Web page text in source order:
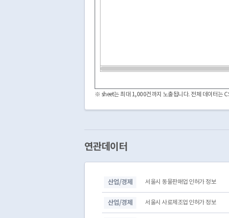
※ sheet는 최대 1,000건까지 노출됩니다. 전체 데이터는
연관데이터
산업/경제 서울시 동물판매업 인허가 정보
산업/경제 서울시 사료제조업 인허가 정보